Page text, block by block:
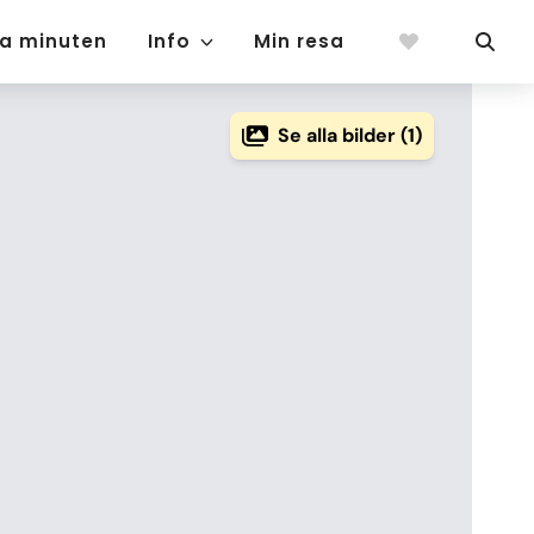
minuten Info Min resa
Se alla bilder (1)